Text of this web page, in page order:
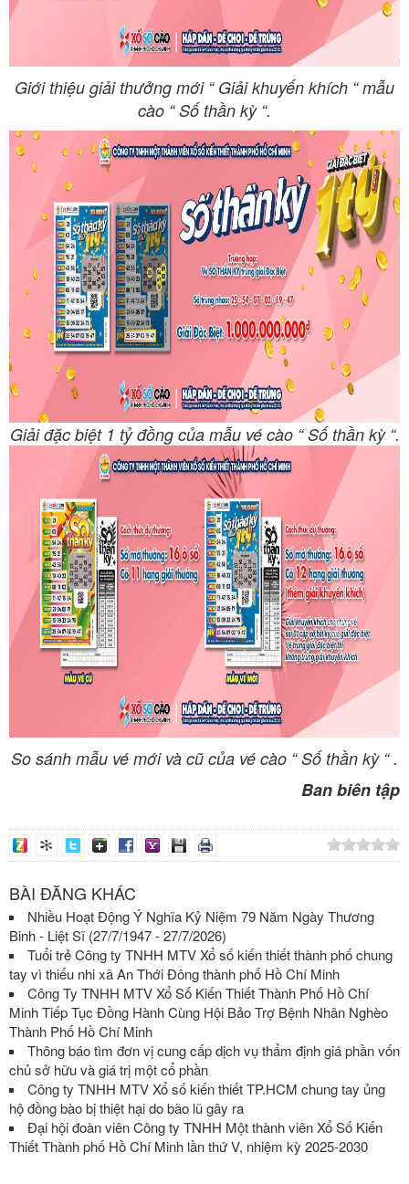
Giới thiệu giải thưởng mới “ Giải khuyến khích “ mẫu
cào “ Số thần kỳ “.
Giải đặc biệt 1 tỷ đồng của mẫu vé cào “ Số thần kỳ “.
So sánh mẫu vé mới và cũ của vé cào “ Số thần kỳ “ .
Ban biên tập
BÀI ĐĂNG KHÁC
Nhiều Hoạt Động Ý Nghĩa Kỷ Niệm 79 Năm Ngày Thương
Binh - Liệt Sĩ (27/7/1947 - 27/7/2026)
Tuổi trẻ Công ty TNHH MTV Xổ số kiến thiết thành phố chung
tay vì thiếu nhi xã An Thới Đông thành phố Hồ Chí Minh
Công Ty TNHH MTV Xổ Số Kiến Thiết Thành Phố Hồ Chí
Minh Tiếp Tục Đồng Hành Cùng Hội Bảo Trợ Bệnh Nhân Nghèo
Thành Phố Hồ Chí Minh
Thông báo tìm đơn vị cung cấp dịch vụ thẩm định giá phần vốn
chủ sở hữu và giá trị một cổ phần
Công ty TNHH MTV Xổ số kiến thiết TP.HCM chung tay ủng
hộ đồng bào bị thiệt hại do bão lũ gây ra
Đại hội đoàn viên Công ty TNHH Một thành viên Xổ Số Kiến
Thiết Thành phố Hồ Chí Minh lần thứ V, nhiệm kỳ 2025-2030